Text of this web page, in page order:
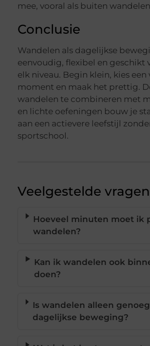
mee, vooral als buiten
Conclusie
Wandelen als dagelijkse
eenvoudig, flexibel en geschikt
elk niveau. Begin klein, kies een
moment en maak het prettig.
wandelen te combineren met
en lichte oefeningen bouw je
aan een actievere leefstijl
sportschool.
Veelgestelde vragen
Hoeveel minuten moet ik
wandelen?
Kan ik wandelen ook
doen?
Is wandelen alleen
dagelijkse beweging?